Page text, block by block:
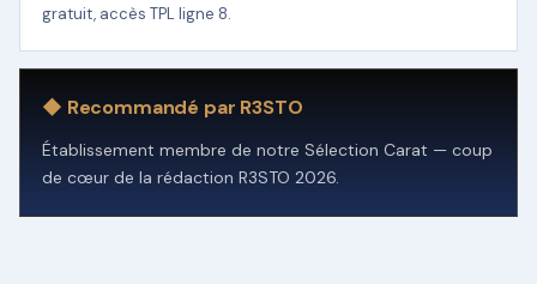
gratuit, accès TPL ligne 8.
◆ Recommandé par R3STO
Établissement membre de notre Sélection Carat — coup
de cœur de la rédaction R3STO 2026.